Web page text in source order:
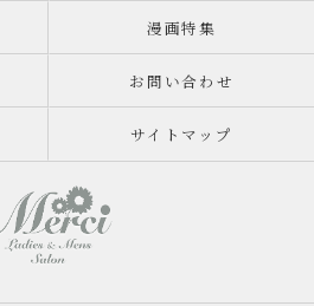
漫画特集
お問い合わせ
サイトマップ